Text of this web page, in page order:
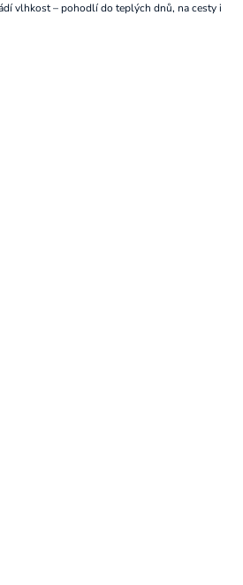
vlhkost – pohodlí do teplých dnů, na cesty i